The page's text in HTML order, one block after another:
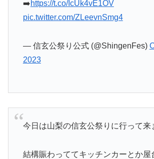
➡️https://t.co/IcUk4vE1OV
pic.twitter.com/ZLeevnSmg4
— 信玄公祭り公式 (@ShingenFes)
2023
今日は山梨の信玄公祭りに行って来
結構賑わっててキッチンカーとか屋